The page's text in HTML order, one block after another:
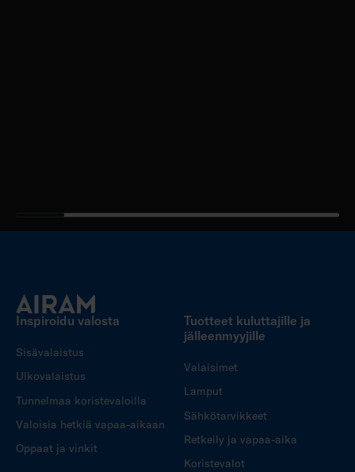
Inspiroidu valosta
Sisävalaistus
Ulkovalaistus
Tunnelmaa koristevaloilla
Valoisia hetkiä vapaa-aikaan
Oppaat ja vinkit
Tuotteet kuluttajille ja
jälleenmyyjille
Valaisimet
Lamput
Sähkötarvikkeet
Retkeily ja vapaa-aika
Koristevalot